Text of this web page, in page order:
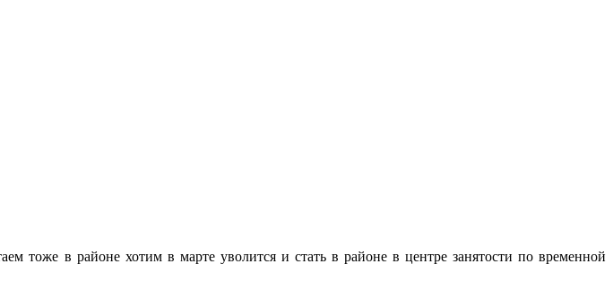
тоже в районе хотим в марте уволится и стать в районе в центре занятости по временной